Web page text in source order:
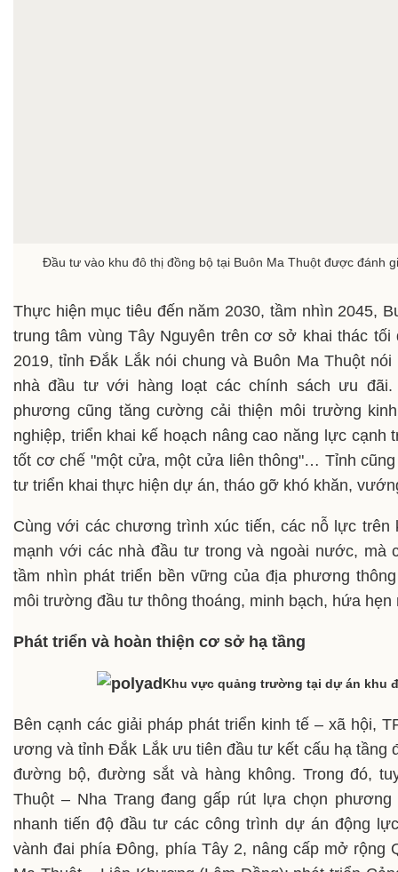
Đầu tư vào khu đô thị đồng bộ tại Buôn Ma Thuột được đánh
Thực hiện mục tiêu đến năm 2030, tầm nhìn 2045,
trung tâm vùng Tây Nguyên trên cơ sở khai thác
2019, tỉnh Đắk Lắk nói chung và Buôn Ma Thuột
nhà đầu tư với hàng loạt các chính sách ưu
phương cũng tăng cường cải thiện môi trường
nghiệp, triển khai kế hoạch nâng cao năng lực cạnh
tốt cơ chế "một cửa, một cửa liên thông"… Tỉnh
tư triển khai thực hiện dự án, tháo gỡ khó khăn,
Cùng với các chương trình xúc tiến, các nỗ lực
mạnh với các nhà đầu tư trong và ngoài nước, mà
tầm nhìn phát triển bền vững của địa phương
môi trường đầu tư thông thoáng, minh bạch, hứa hẹn
Phát triển và hoàn thiện cơ sở hạ tầng
Khu vực quảng trường tại dự án khu
Bên cạnh các giải pháp phát triển kinh tế – xã hội,
ương và tỉnh Đắk Lắk ưu tiên đầu tư kết cấu hạ tầng
đường bộ, đường sắt và hàng không. Trong đó,
Thuột – Nha Trang đang gấp rút lựa chọn
nhanh tiến độ đầu tư các công trình dự án động
vành đai phía Đông, phía Tây 2, nâng cấp mở rộng